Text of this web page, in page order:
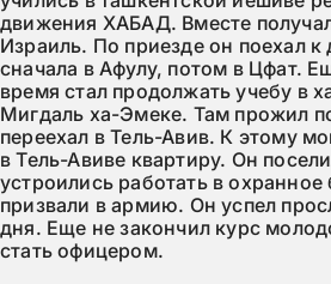
движения ХАБАД. Вместе
Израиль. По приезде он поехал
сначала в Афулу, потом в Цфат.
время стал продолжать учебу в
Мигдаль ха-Эмеке. Там прожил
переехал в Тель-Авив. К этому
в Тель-Авиве квартиру. Он
устроились работать в
призвали в армию. Он успел
дня. Еще не закончил курс
стать офицером.